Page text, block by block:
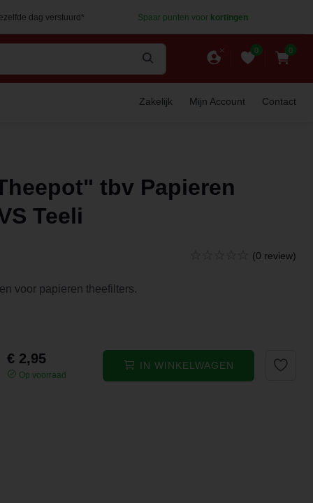
dag verstuurd* Spaar punten voor kortingen
0 0
Zakelijk Mijn Account Contact
tbv Papieren
Teeli
(0 review)
voor papieren theefilters.
€ 2,95
Op voorraad
IN WINKELWAGEN